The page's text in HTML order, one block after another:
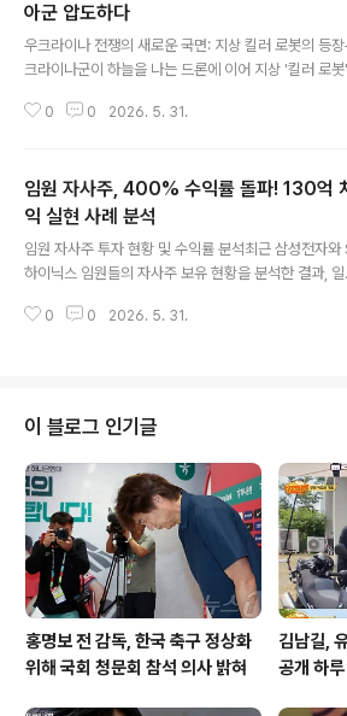
아군 압도하다
우크라이나 전쟁의 새로운 국면: 지상 킬러 로봇의 등
크라이나군이 하늘을 나는 드론에 이어 지상 '킬러 로봇
이후 로봇 및 드론 등 무인 장비로 2만 2천 건의 임무를
이나는 매달 러시아군 사상자 3만 5천 명 발생 목표를
성하고 있습니다. 전장의 게임 체인저: 로봇의 작전 수행
력과 특징전투 로봇은 지휘관이 게이머 의자에 앉아 작전
을 지휘하고, 드론이 실시간 전황을 중계하는 새로운 전
환경을 만들고 있습니다. 바퀴 달린 로봇 차량은 여러 대
카메라로 목표물을 조준하며, 휴식이나 보급 없이 장시간
0 0 2026. 5. 31.
임원 자사주, 400% 수익률 돌파! 130억
익 실현 사례 분석
임원 자사주 투자 현황 및 수익률 분석최근 삼성전자와
하이닉스 임원들의 자사주 보유 현황을 분석한 결과, 일
기록했습니다. 이는 해당 기업들의 주가 급등에 따른 결
다. 주요 임원별 투자 성과 및 전략노태문 삼성전자 사장
과거 책임 경영 차원에서 매입한 자사주를 통해 약
의 높은 수익률을 기록하며 312억원의 평가액을 달성
니다. 진영현 부회장과 김용관 사장 역시 각각 182%
41%의 수익률을 기록하며 상당한 투자 성과를 보였습
다. 이러한 임원들의 ..
0 0 2026. 5. 31.
이 블로그 인기글
홍명보 전 감독, 한국 축구 정상화
위해 국회 청문회 참석 의사 밝혀
김남길,
공개 하